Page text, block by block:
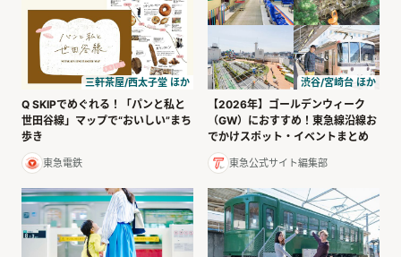
三軒茶屋/西太子堂 ほか
Q SKIPでめぐれる！「パンと私と
世田谷線」マップで“おいしい”まち
歩き
東急電鉄
渋谷/宮崎台 ほか
【2026年】ゴールデンウィーク
（GW）におすすめ！東急線沿線お
でかけスポット・イベントまとめ
東急公式サイト編集部